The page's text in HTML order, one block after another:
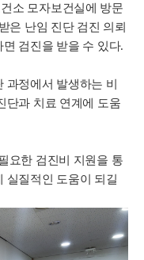
소 모자보건실에 방문
은 난임 진단 검진 의뢰
검진을 받을 수 있다.
정에서 발생하는 비
단과 치료 연계에 도움
요한 검진비 지원을 통
실질적인 도움이 되길